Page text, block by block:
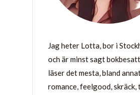
Jag heter Lotta, bor i
och är minst sagt
läser det mesta, bland
romance, feelgood, skräck,